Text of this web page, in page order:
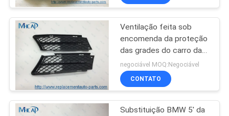
EXCURSÃO
DA
FÁBRICA
CONTROLE
DA
Auto interruptor da
janela de poder
72
Ventilação feita sob
encomenda da proteção
das grades do carro das
auto partes do corpo da
substituição do OEM
negociável MOQ:Negociável
CONTATO
Substituição BMW 5' da